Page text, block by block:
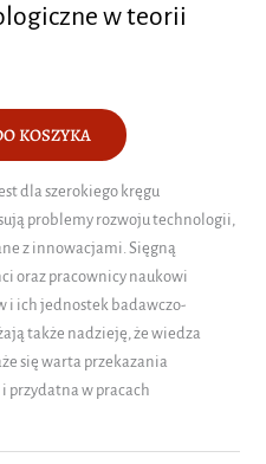
w teorii
KOSZYKA
dla szerokiego kręgu
problemy rozwoju technologii,
z innowacjami. Sięgną
oraz pracownicy naukowi
i ich jednostek badawczo-
także nadzieję, że wiedza
się warta przekazania
przydatna w pracach